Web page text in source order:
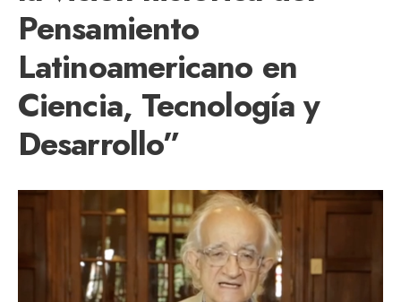
Pensamiento
Latinoamericano en
Ciencia, Tecnología y
Desarrollo”